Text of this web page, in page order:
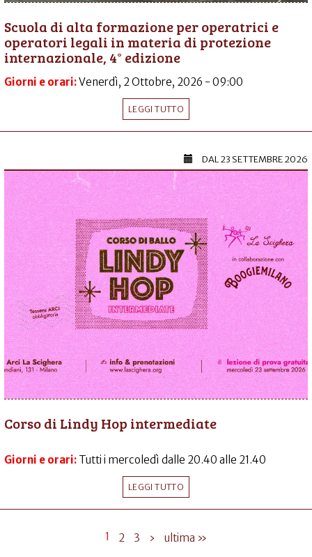
Scuola di alta formazione per operatrici e
operatori legali in materia di protezione
internazionale, 4° edizione
Giorni e orari:Venerdì, 2 Ottobre, 2026 - 09:00
LEGGI TUTTO
DAL23 SETTEMBRE 2026
Corso di Lindy Hop intermediate
Giorni e orari: Tutti i mercoledì dalle 20.40 alle 21.40
LEGGI TUTTO
1 2 3 › ultima »